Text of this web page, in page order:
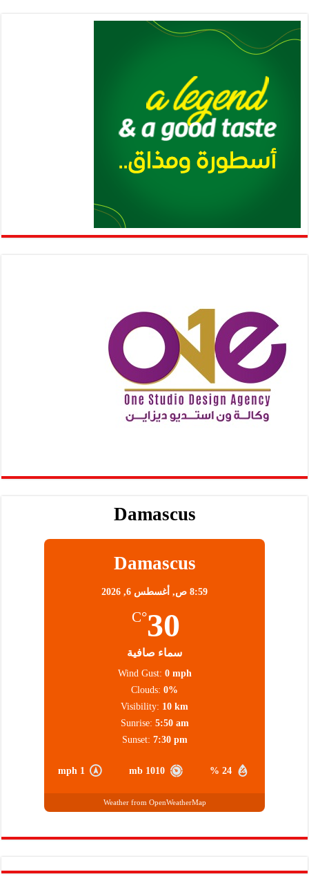
Damascus
Damascus
8:59 ص, أغسطس 6, 2026
30
°C
سماء صافية
24 %
1010 mb
1 mph
Wind Gust: 0 mph
Clouds: 0%
Visibility: 10 km
Sunrise: 5:50 am
Sunset: 7:30 pm
Weather from OpenWeatherMap